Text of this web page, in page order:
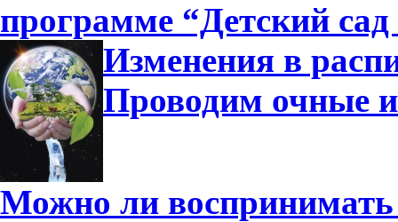
программе “Детский сад
Изменения в
Проводим очные
Можно ли